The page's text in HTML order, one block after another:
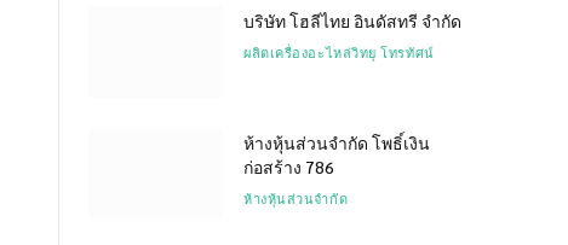
บริษัท โฮลีไทย อินดัสทรี จำกัด
ผลิตเครื่องอะไหล่วิทยุ โทรทัศน์
ห้างหุ้นส่วนจำกัด โพธิ์เงิน
ก่อสร้าง 786
ห้างหุ้นส่วนจำกัด